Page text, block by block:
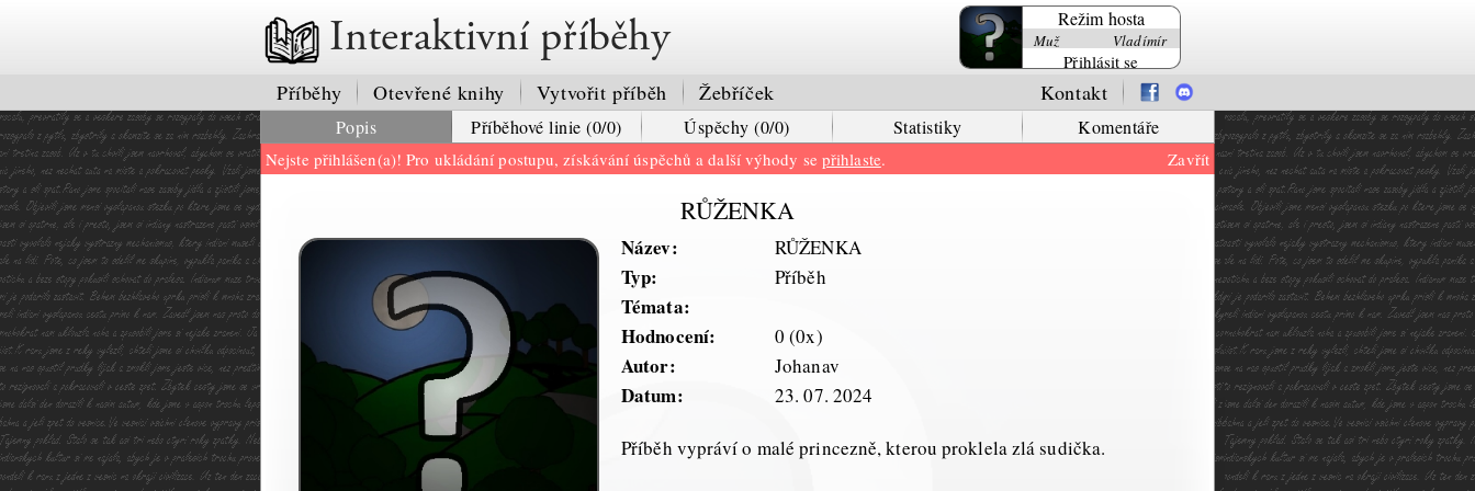
Interaktivní příběhy Režim hosta
Muž Vladímír
Přihlásit se
Příběhy Otevřené knihy Vytvořit příběh Žebříček Kontakt
Popis Příběhové linie (0/0) Úspěchy (0/0) Statistiky Komentáře
Nejste přihlášen(a)! Pro ukládání postupu, získávání úspěchů a další výhody se přihlaste. Zavřít
RŮŽENKA
Název: RŮŽENKA
Typ: Příběh
Témata:
Hodnocení:
0 (0x)
Autor: Johanav
Datum: 23. 07. 2024
Příběh vypráví o malé princezně, kterou proklela zlá sudička.